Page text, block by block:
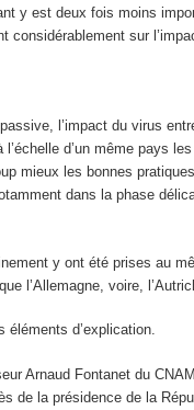
y est deux fois moins
considérablement sur
l’impact du virus
d’un même pays
mieux les bonnes
dans la phase
y ont été prises au
l’Allemagne, voire,
éléments d’explication.
Arnaud Fontanet du
de la présidence de la